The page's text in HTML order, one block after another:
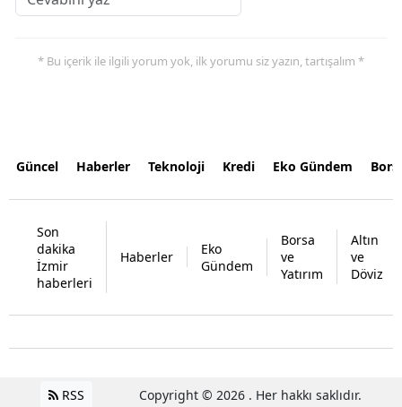
* Bu içerik ile ilgili yorum yok, ilk yorumu siz yazın, tartışalım *
Güncel Haberler Teknoloji Kredi Eko Gündem
Son
dakika
İzmir
haberleri
Haberler
Eko
Gündem
Borsa
ve
Yatırım
Altın
ve
Döviz
RSS Copyright © 2026 . Her hakkı saklıdır.